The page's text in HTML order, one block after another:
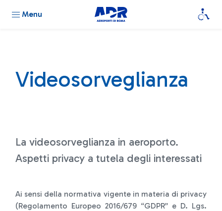
Menu
Videosorveglianza
La videosorveglianza in aeroporto.
Aspetti privacy a tutela degli interessati
Ai sensi della normativa vigente in materia di privacy
(Regolamento Europeo 2016/679 “GDPR” e D. Lgs.